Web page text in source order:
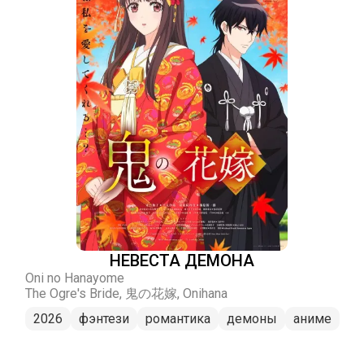
НЕВЕСТА ДЕМОНА
Oni no Hanayome
The Ogre's Bride, 鬼の花嫁, Onihana
2026
фэнтези романтика демоны аниме